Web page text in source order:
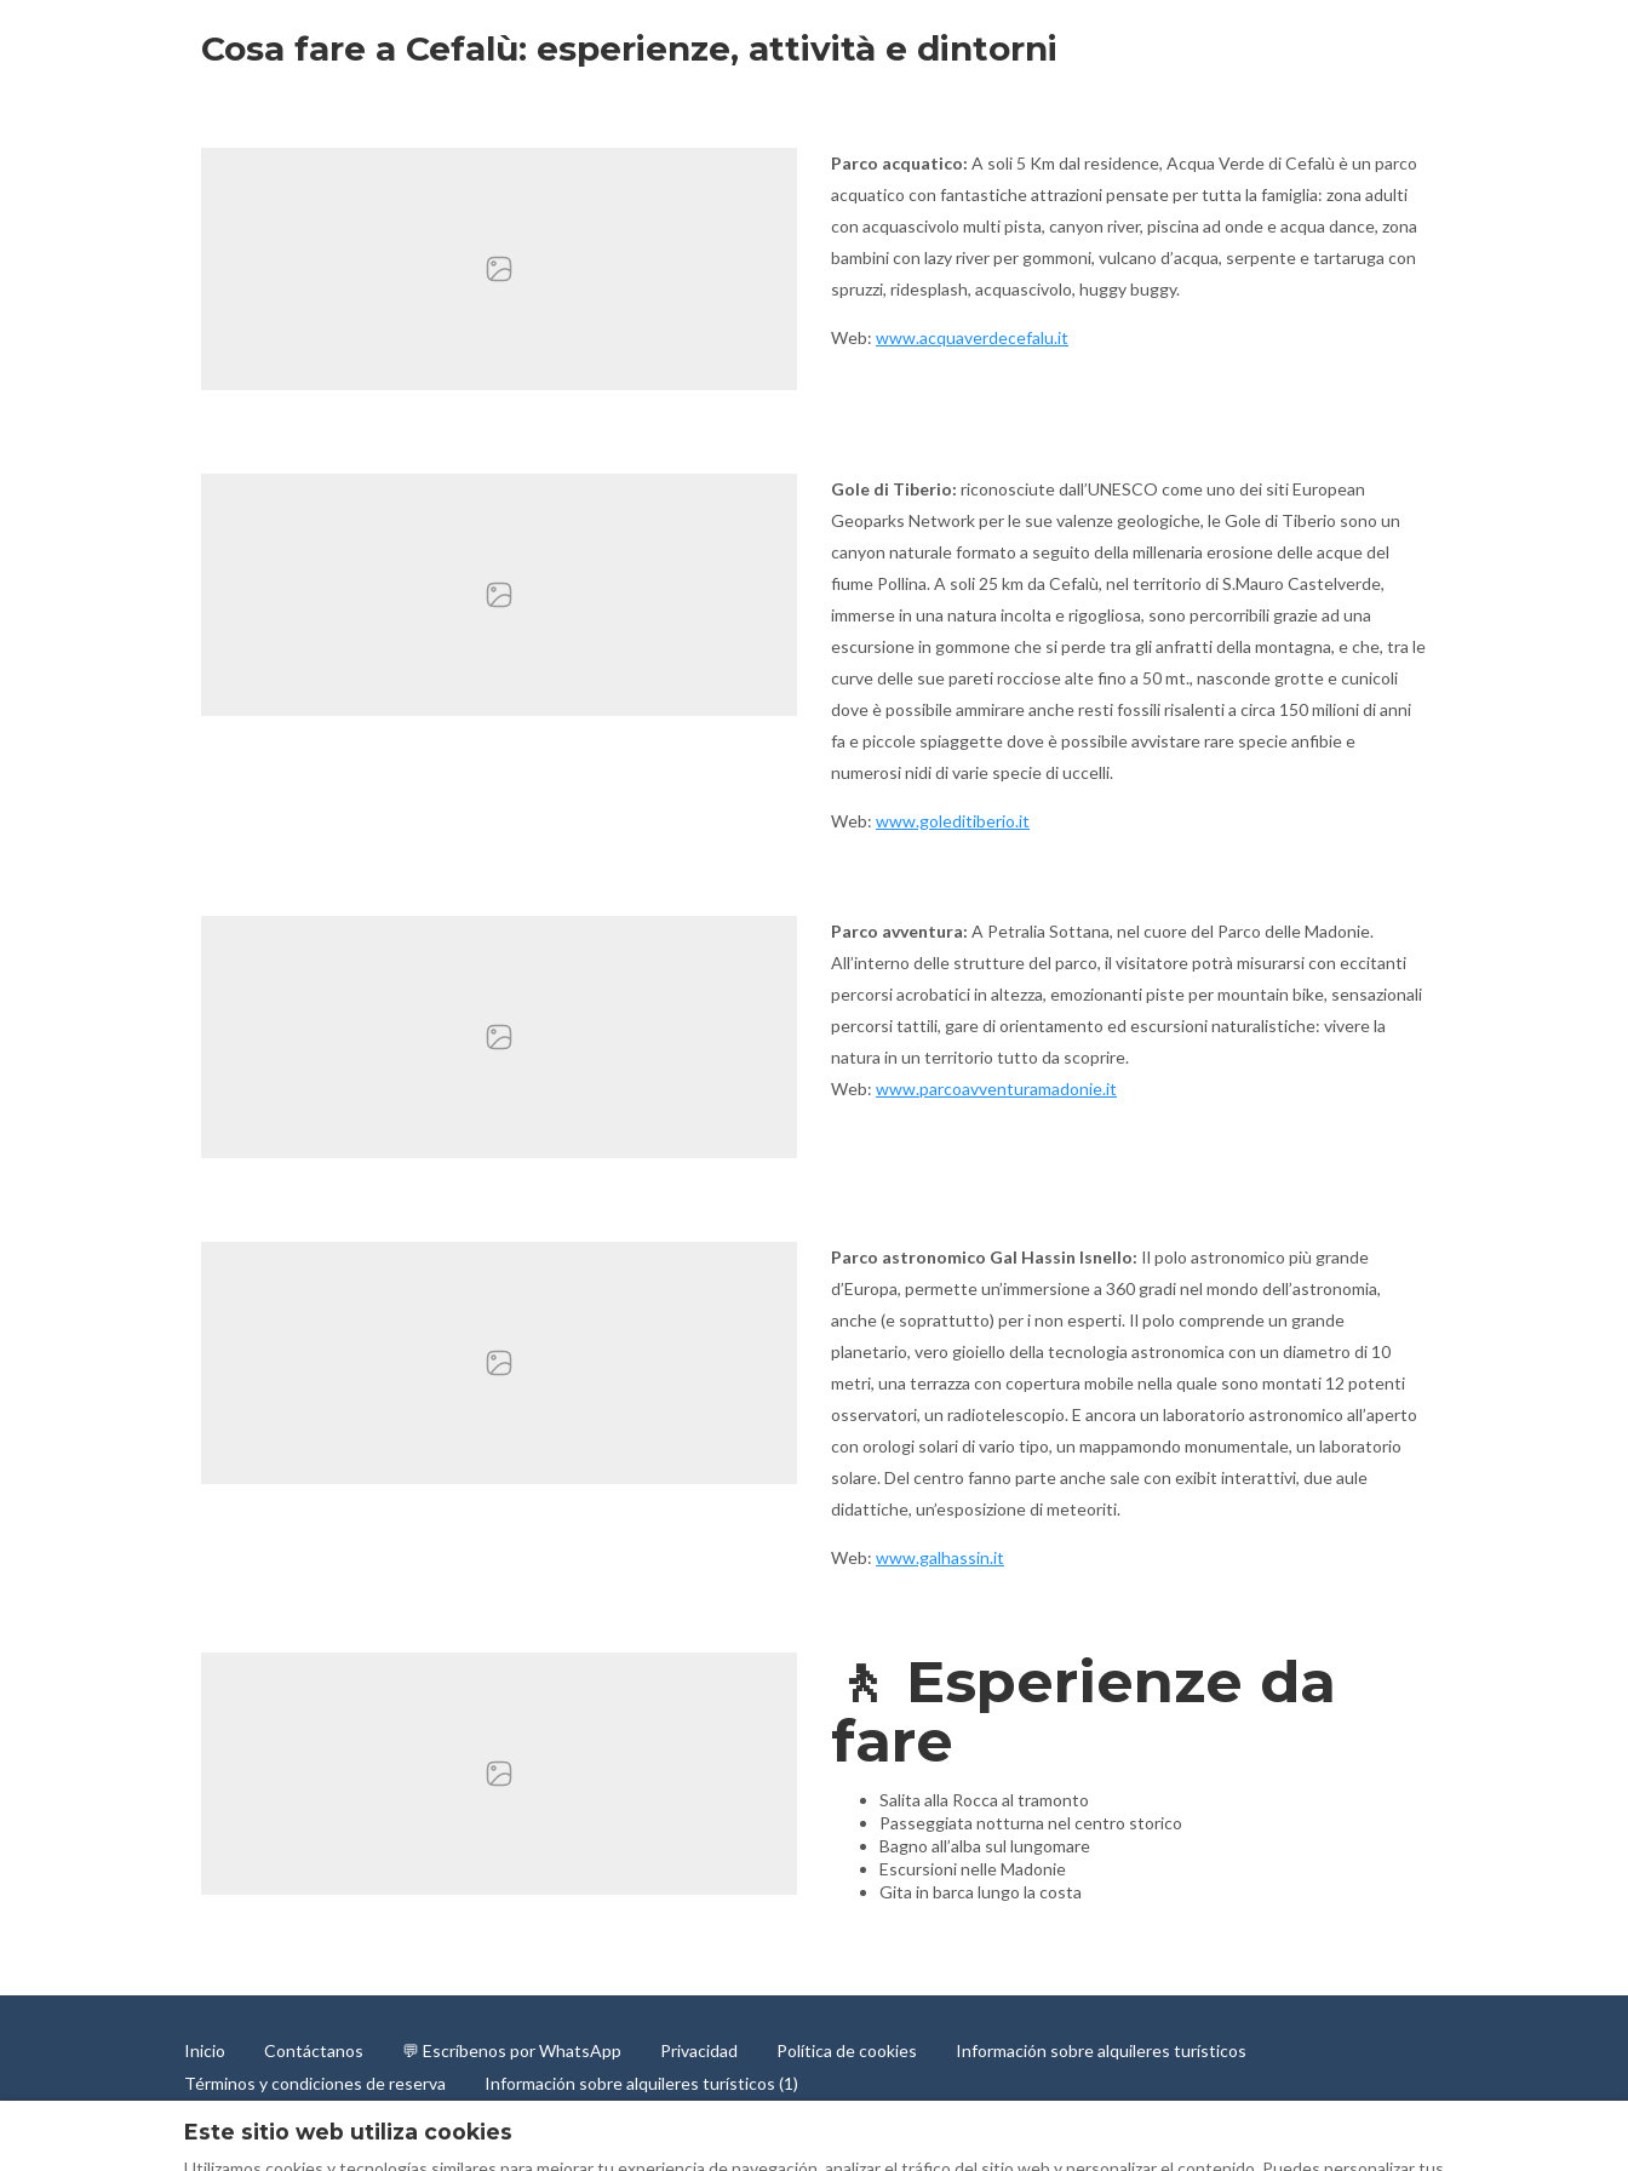
Cosa fare a Cefalù: esperienze, attività e dintorni
Parco acquatico: A soli 5 Km dal residence, Acqua Verde di Cefalù è un parco
acquatico con fantastiche attrazioni pensate per tutta la famiglia: zona adulti
con acquascivolo multi pista, canyon river, piscina ad onde e acqua dance, zona
bambini con lazy river per gommoni, vulcano d’acqua, serpente e tartaruga con
spruzzi, ridesplash, acquascivolo, huggy buggy.
Web: www.acquaverdecefalu.it
Gole di Tiberio: riconosciute dall’UNESCO come uno dei siti European
Geoparks Network per le sue valenze geologiche, le Gole di Tiberio sono un
canyon naturale formato a seguito della millenaria erosione delle acque del
fiume Pollina. A soli 25 km da Cefalù, nel territorio di S.Mauro Castelverde,
immerse in una natura incolta e rigogliosa, sono percorribili grazie ad una
escursione in gommone che si perde tra gli anfratti della montagna, e che, tra le
curve delle sue pareti rocciose alte fino a 50 mt., nasconde grotte e cunicoli
dove è possibile ammirare anche resti fossili risalenti a circa 150 milioni di anni
fa e piccole spiaggette dove è possibile avvistare rare specie anfibie e
numerosi nidi di varie specie di uccelli.
Web: www.goleditiberio.it
Parco avventura: A Petralia Sottana, nel cuore del Parco delle Madonie.
All’interno delle strutture del parco, il visitatore potrà misurarsi con eccitanti
percorsi acrobatici in altezza, emozionanti piste per mountain bike, sensazionali
percorsi tattili, gare di orientamento ed escursioni naturalistiche: vivere la
natura in un territorio tutto da scoprire.
Web: www.parcoavventuramadonie.it
Parco astronomico Gal Hassin Isnello: Il polo astronomico più grande
d’Europa, permette un’immersione a 360 gradi nel mondo dell’astronomia,
anche (e soprattutto) per i non esperti. Il polo comprende un grande
planetario, vero gioiello della tecnologia astronomica con un diametro di 10
metri, una terrazza con copertura mobile nella quale sono montati 12 potenti
osservatori, un radiotelescopio. E ancora un laboratorio astronomico all’aperto
con orologi solari di vario tipo, un mappamondo monumentale, un laboratorio
solare. Del centro fanno parte anche sale con exibit interattivi, due aule
didattiche, un’esposizione di meteoriti.
Web: www.galhassin.it
🚶 Esperienze da
fare
Salita alla Rocca al tramonto
Passeggiata notturna nel centro storico
Bagno all’alba sul lungomare
Escursioni nelle Madonie
Gita in barca lungo la costa
Inicio Contáctanos 💬 Escríbenos por WhatsApp Privacidad Política de cookies
Información sobre alquileres turísticos
Términos y condiciones de reserva
Información sobre alquileres turísticos (1)
Este sitio web utiliza cookies